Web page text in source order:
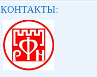
КОНТАКТЫ: